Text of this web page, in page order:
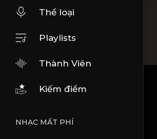
Thể loại
Playlists
Thành Viên
Kiếm điểm
NHẠC MẤT PHÍ